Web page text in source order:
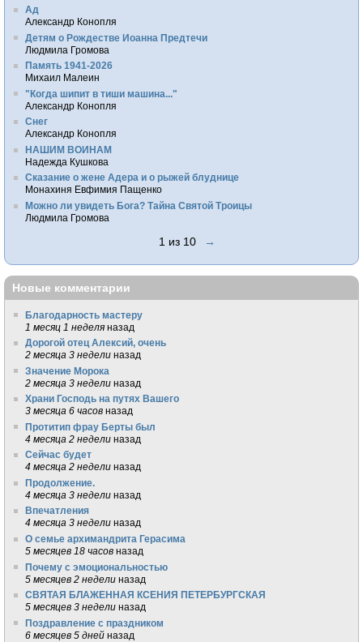
Ад
Александр Конопля
Детям о Рождестве Иоанна Предтечи
Людмила Громова
Память 1941-2026
Михаил Малеин
"Когда шипит в тиши машина..."
Александр Конопля
Снег
Александр Конопля
НАШИМ ВОИНАМ
Надежда Кушкова
Сказание о жене Адера и о рыжей блуднице
Монахиня Евфимия Пащенко
Можно ли увидеть Бога? Тайна Святой Троицы
Людмила Громова
1 из 10 →
Новые комментарии
Благодарность мастеру
1 месяц 1 неделя назад
Дорогой отец Алексий, очень
2 месяца 3 недели назад
Значение Морока
2 месяца 3 недели назад
Храни Господь на путях Вашего
3 месяца 6 часов назад
Протитип фрау Берты был
4 месяца 2 недели назад
Сейчас будет
4 месяца 2 недели назад
Продолжение.
4 месяца 3 недели назад
Впечатления
4 месяца 3 недели назад
О семье архимандрита Герасима
5 месяцев 18 часов назад
Почему с эмоциональностью
5 месяцев 2 недели назад
СВЯТАЯ БЛАЖЕННАЯ КСЕНИЯ ПЕТЕРБУРГСКАЯ
5 месяцев 3 недели назад
Поздравление с праздником
6 месяцев 5 дней назад